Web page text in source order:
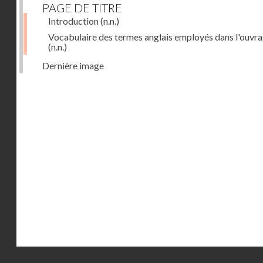
PAGE DE TITRE
Introduction(n.n.)
Vocabulaire des termes anglais employés dans
(n.n.)
Dernière image